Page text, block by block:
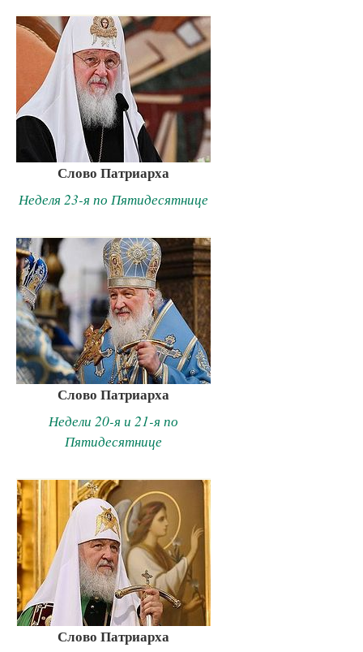
Слово Патриарха
Неделя 23-я по Пятидесятнице
Слово Патриарха
Недели 20-я и 21-я по
Пятидесятнице
Слово Патриарха